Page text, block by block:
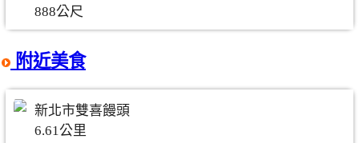
888公尺
附近美食
新北市雙喜饅頭
6.61公里